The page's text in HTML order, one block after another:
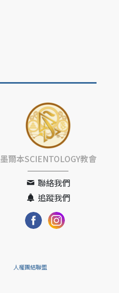
墨爾本SCIENTOLOGY教會
聯絡我們
追蹤我們
人權團結聯盟